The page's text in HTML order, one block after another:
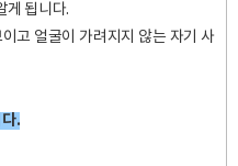
게 됩니다.
고 얼굴이 가려지지 않는 자기 사
.